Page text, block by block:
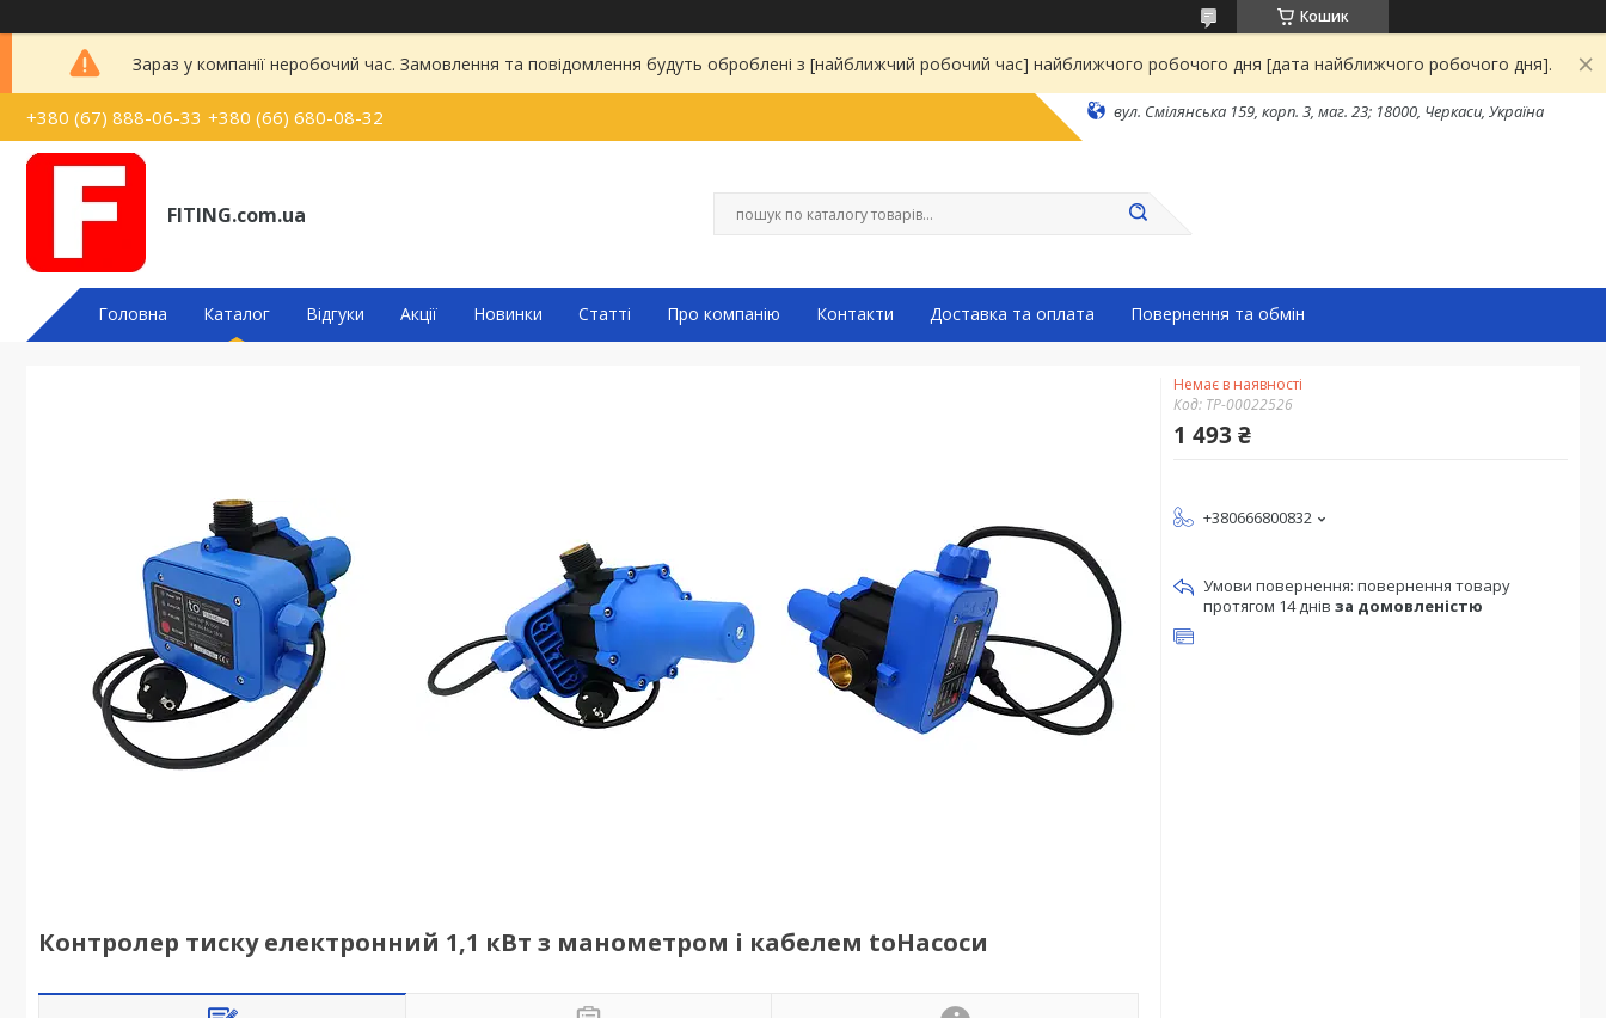
Кошик
Зараз у компанії неробочий час. Замовлення та повідомлення будуть оброблені з [найближчий робочий час] найближчого робочого дня [дата найближчого робочого дня].
+380 (67) 888-06-33 +380 (66) 680-08-32 вул. Смілянська 159, корп. 3, маг. 23; 18000, Черкаси, Україна
FITING.com.ua
Головна Каталог Відгуки Акції Новинки Статті Про компанію Контакти Доставка та оплата Повернення та обмін
Контролер тиску електронний 1,1 кВт з манометром і кабелем toНасоси
Немає в наявності
Код: ТР-00022526
1 493 ₴
+380666800832
повернення товару
протягом 14 днів за домовленістю